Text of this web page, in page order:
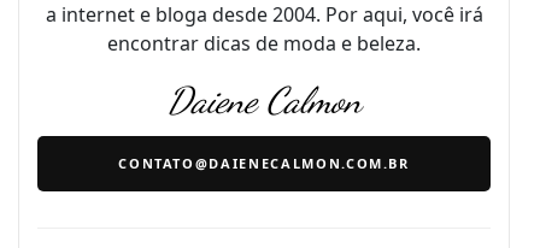
a internet e bloga desde 2004. Por aqui, você irá
encontrar dicas de moda e beleza.
Daiene Calmon
CONTATO@DAIENECALMON.COM.BR